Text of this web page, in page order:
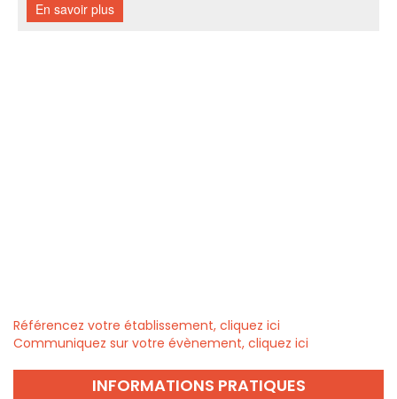
Référencez votre établissement, cliquez ici
Communiquez sur votre évènement, cliquez ici
INFORMATIONS PRATIQUES